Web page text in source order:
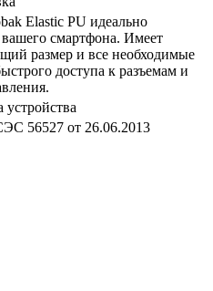
Elastic PU идеально
смартфона. Имеет
размер и все необходимые
доступа к разъемам и
устройства
56527 от 26.06.2013